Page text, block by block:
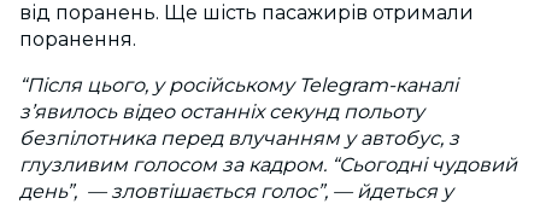
від поранень. Ще шість пасажирів отримали
поранення.
“Після цього, у російському Telegram-каналі
з’явилось відео останніх секунд польоту
безпілотника перед влучанням у автобус, з
глузливим голосом за кадром. “Сьогодні чудовий
день”, — зловтішається голос”, — йдеться у